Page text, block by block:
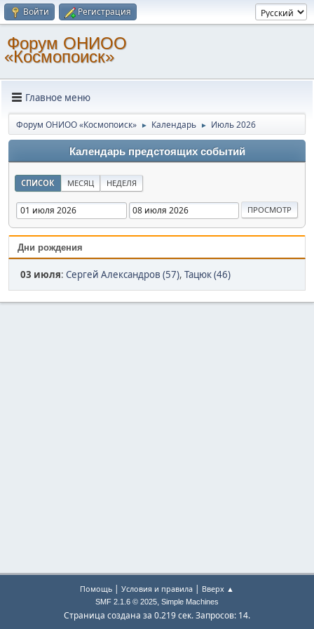
Войти Регистрация
Форум ОНИОО
«Космопоиск»
Главное меню
Форум ОНИОО «Космопоиск» ► Календарь ► Июль 2026
Календарь предстоящих событий
СПИСОК МЕСЯЦ НЕДЕЛЯ
Дни рождения
03 июля: Сергей Александров (57), Тацюк (46)
Помощь | Условия и правила | Вверх ▲
SMF 2.1.6 © 2025, Simple Machines
Страница создана за 0.219 сек. Запросов: 14.